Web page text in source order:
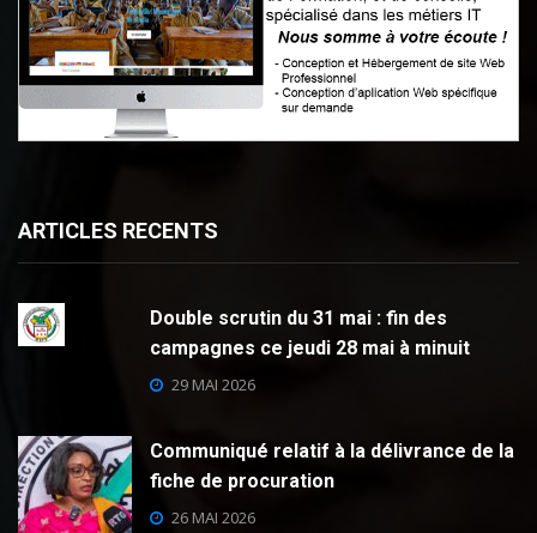
ARTICLES RECENTS
Double scrutin du 31 mai : fin des
campagnes ce jeudi 28 mai à minuit
29 MAI 2026
Communiqué relatif à la délivrance de la
fiche de procuration
26 MAI 2026